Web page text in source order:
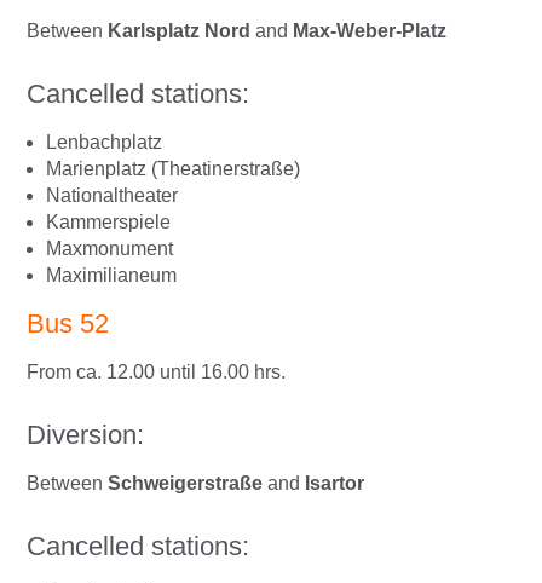
Between Karlsplatz Nord and Max-Weber-Platz
Cancelled stations:
Lenbachplatz
Marienplatz (Theatinerstraße)
Nationaltheater
Kammerspiele
Maxmonument
Maximilianeum
Bus 52
From ca. 12.00 until 16.00 hrs.
Diversion:
Between Schweigerstraße and Isartor
Cancelled stations: